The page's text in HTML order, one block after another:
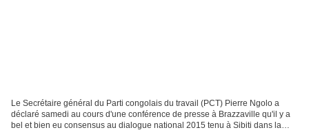
Le Secrétaire général du Parti congolais du travail (PCT) Pierre Ngolo a
déclaré samedi au cours d'une conférence de presse à Brazzaville qu'il y a
bel et bien eu consensus au dialogue national 2015 tenu à Sibiti dans la